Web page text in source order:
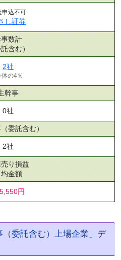
申込不可
し証券
数計
託含む）
2社
体の4％
幹事
0社
（委託含む）
2社
り損益
金額
円
委託含む）上場企業」デ